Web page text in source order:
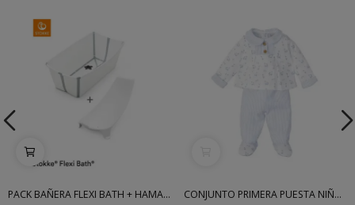
PACK BAÑERA FLEXI BATH + HAMACA STOKKE CONJUNTO PRIMERA PUESTA NIÑO BABIDU INV